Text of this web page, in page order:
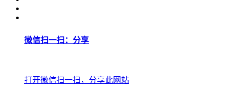
微信扫一扫：分享
打开微信扫一扫，分享此网站